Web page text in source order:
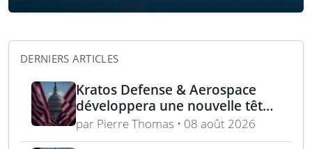
DERNIERS ARTICLES
Kratos Defense & Aerospace
développera une nouvelle tête
chercheuse pour les missiles
FGM-148 Javelin
par Pierre Thomas • 08 août 2026